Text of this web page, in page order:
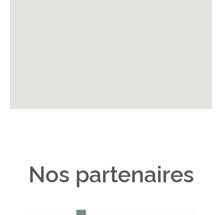
Nos partenaires